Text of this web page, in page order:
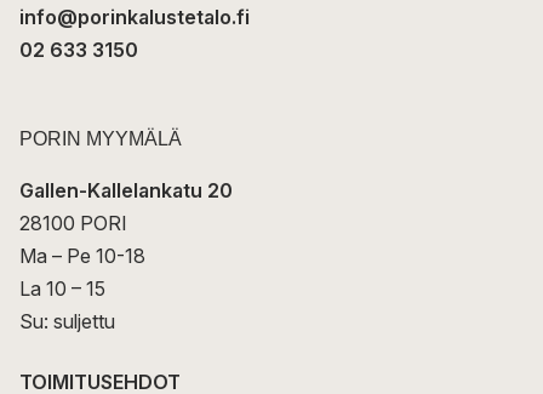
info@porinkalustetalo.fi
02 633 3150
PORIN MYYMÄLÄ
Gallen-Kallelankatu 20
28100 PORI
Ma – Pe 10-18
La 10 – 15
Su: suljettu
TOIMITUSEHDOT